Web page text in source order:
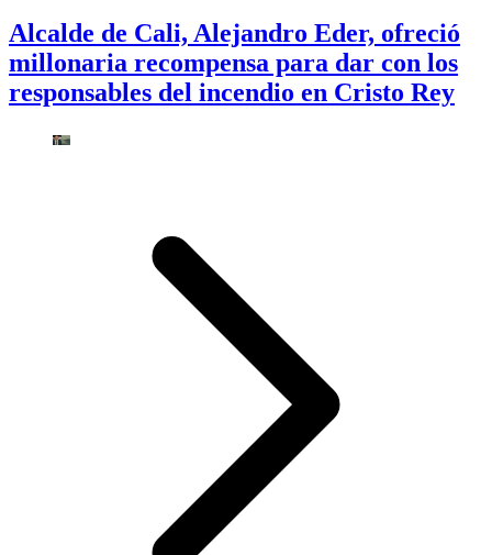
Alcalde de Cali, Alejandro Eder, ofreció
millonaria recompensa para dar con los
responsables del incendio en Cristo Rey